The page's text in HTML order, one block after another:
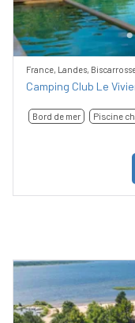
France, Landes,
Camping Club Le
Bord de mer Piscine